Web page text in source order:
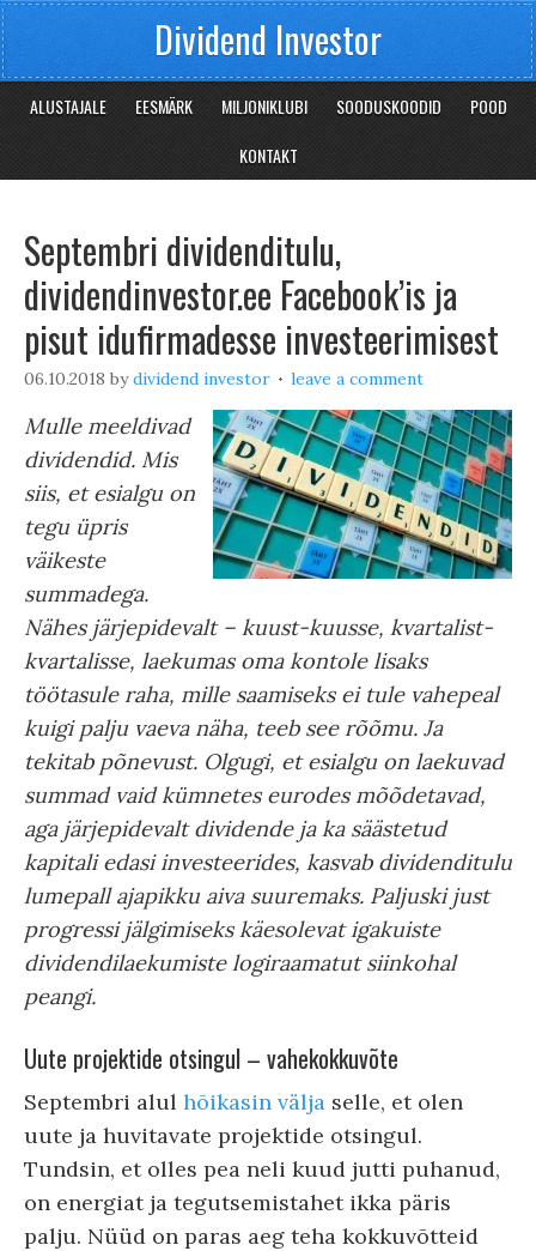
Dividend Investor
ALUSTAJALE EESMÄRK MILJONIKLUBI SOODUSKOODID
POOD
KONTAKT
Septembri dividenditulu,
dividendinvestor.ee Facebook’is ja
pisut idufirmadesse investeerimisest
06.10.2018 bydividend investor leave a comment
Mulle meeldivad
dividendid. Mis
siis, et esialgu on
tegu üpris
väikeste
summadega.
Nähes järjepidevalt – kuust-kuusse, kvartalist-
kvartalisse, laekumas oma kontole lisaks
töötasule raha, mille saamiseks ei tule vahepeal
kuigi palju vaeva näha, teeb see rõõmu. Ja
tekitab põnevust. Olgugi, et esialgu on laekuvad
summad vaid kümnetes eurodes mõõdetavad,
aga järjepidevalt dividende ja ka säästetud
kapitali edasi investeerides, kasvab dividenditulu
lumepall ajapikku aiva suuremaks. Paljuski just
progressi jälgimiseks käesolevat igakuiste
dividendilaekumiste logiraamatut siinkohal
peangi.
Uute projektide otsingul – vahekokkuvõte
Septembri alul hõikasin välja selle, et olen
uute ja huvitavate projektide otsingul.
Tundsin, et olles pea neli kuud jutti puhanud,
on energiat ja tegutsemistahet ikka päris
palju. Nüüd on paras aeg teha kokkuvõtteid